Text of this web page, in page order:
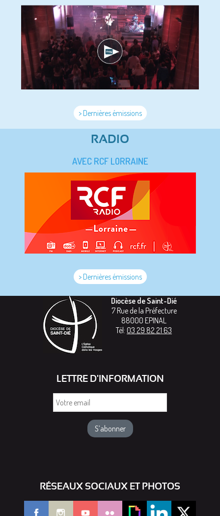
> Dernières émissions
RADIO
AVEC RCF LORRAINE
> Dernières émissions
Diocèse de Saint-Dié
7 Rue de la Préfecture
88000 EPINAL
Tél: 03 29 82 21 63
LETTRE D'INFORMATION
RÉSEAUX SOCIAUX ET PHOTOS